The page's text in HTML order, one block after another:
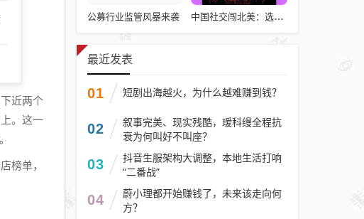
近两个
。这一
榜单，
公募行业监管风暴来袭 中国社交闯北美：选择远大于努力
最近发表
01 短剧出海越火，为什么越难赚到钱？
02
叙事完美、现实残酷，瑷科缦全程抗
衰为何叫好不叫座？
03
抖音生服架构大调整，本地生活打响
“二番战”
04
蔚小理都开始赚钱了，未来该走向何
方？